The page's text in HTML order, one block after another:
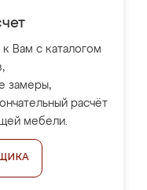
Вам с каталогом
замеры,
расчёт
мебели.